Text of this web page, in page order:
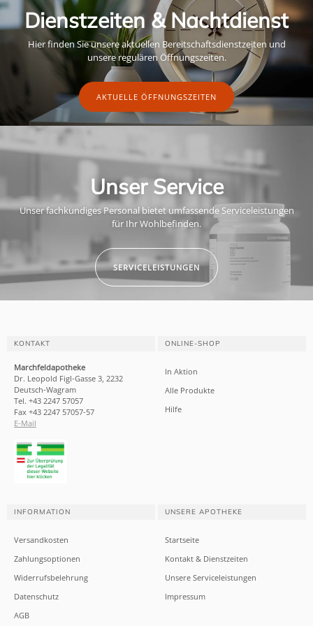
Dienstzeiten & Nachtdienst
Hier finden Sie unsere aktuellen Bereitschaftsdienstzeiten und
unsere regulären Öffnungszeiten.
AKTUELLE ÖFFNUNGSZEITEN
Unser Service
Unser fachkundiges Personal bietet umfassende Serviceleistungen
für Ihr Wohlbefinden.
SERVICELEISTUNGEN
KONTAKT
Marchfeldapotheke
Dr. Leopold Figl-Gasse 3, 2232
Deutsch-Wagram
Tel. +43 2247 57057
Fax +43 2247 57057-57
E-Mail
ONLINE-SHOP
In Aktion
Alle Produkte
Hilfe
INFORMATION
Versandkosten
Zahlungsoptionen
Widerrufsbelehrung
Datenschutz
AGB
UNSERE APOTHEKE
Startseite
Kontakt & Dienstzeiten
Unsere Serviceleistungen
Impressum